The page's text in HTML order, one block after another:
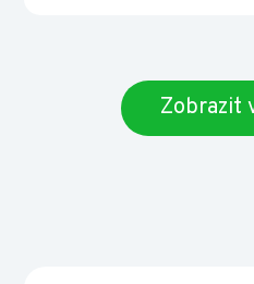
Zobrazit